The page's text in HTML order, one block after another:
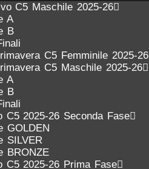
C5 Maschile 2025-26
A
B
C5 Femminile 2025-26
C5 Maschile 2025-26
A
B
C5 2025-26 Seconda Fase
GOLDEN
SILVER
BRONZE
C5 2025-26 Prima Fase